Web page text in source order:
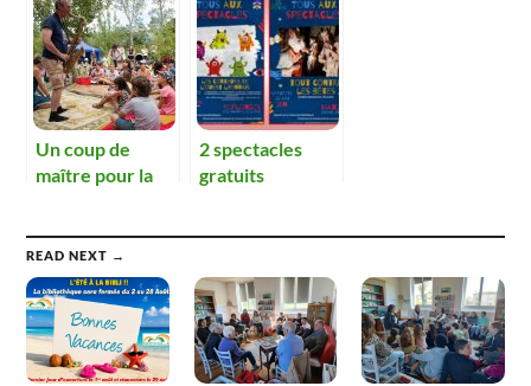
Un coup de
maître pour la
jeunesse.
2 spectacles
gratuits
Saône.
READ NEXT →